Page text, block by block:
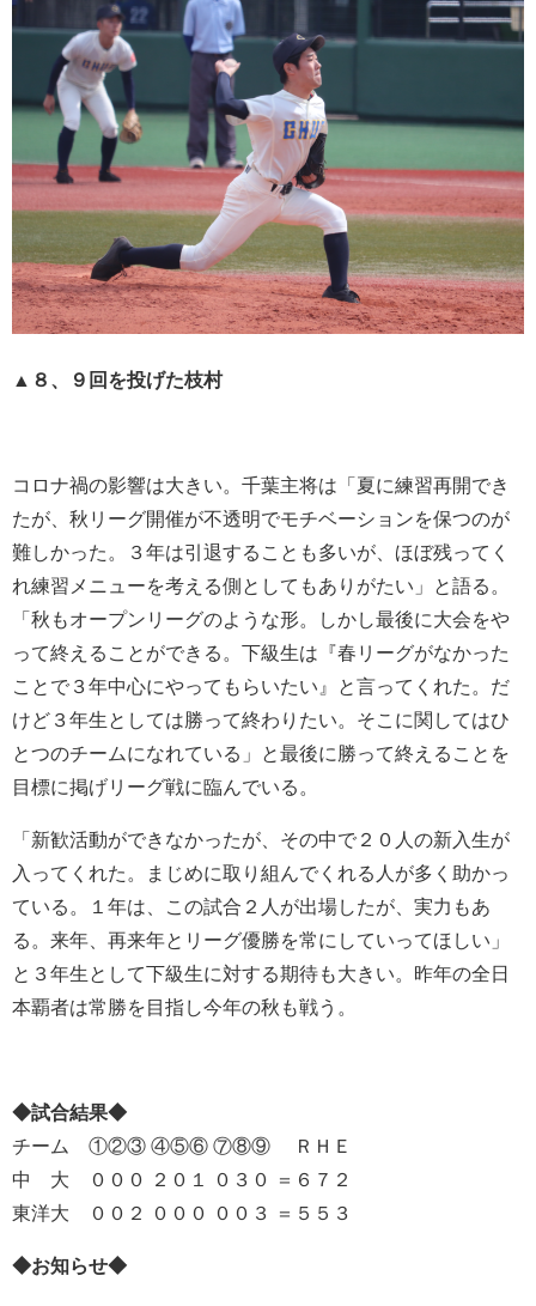
▲８、９回を投げた枝村
コロナ禍の影響は大きい。千葉主将は「夏に練習再開でき
たが、秋リーグ開催が不透明でモチベーションを保つのが
難しかった。３年は引退することも多いが、ほぼ残ってく
れ練習メニューを考える側としてもありがたい」と語る。
「秋もオープンリーグのような形。しかし最後に大会をや
って終えることができる。下級生は『春リーグがなかった
ことで３年中心にやってもらいたい』と言ってくれた。だ
けど３年生としては勝って終わりたい。そこに関してはひ
とつのチームになれている」と最後に勝って終えることを
目標に掲げリーグ戦に臨んでいる。
「新歓活動ができなかったが、その中で２０人の新入生が
入ってくれた。まじめに取り組んでくれる人が多く助かっ
ている。１年は、この試合２人が出場したが、実力もあ
る。来年、再来年とリーグ優勝を常にしていってほしい」
と３年生として下級生に対する期待も大きい。昨年の全日
本覇者は常勝を目指し今年の秋も戦う。
◆試合結果◆
チーム ①②③ ④⑤⑥ ⑦⑧⑨ ＲＨＥ
中 大 ０００ ２０１ ０３０ ＝６７２
東洋大 ００２ ０００ ００３ ＝５５３
◆お知らせ◆